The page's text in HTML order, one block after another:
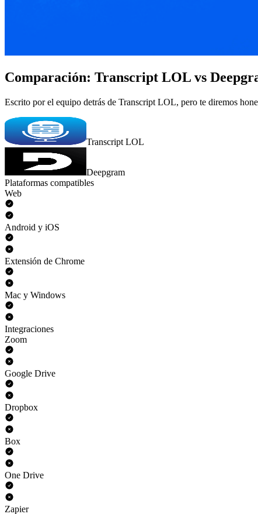
Comparación: Transcript LOL vs
Escrito por el equipo detrás de Transcript LOL, pero te diremos
Transcript LOL
Deepgram
Plataformas compatibles
Web
Android y iOS
Extensión de Chrome
Mac y Windows
Integraciones
Zoom
Google Drive
Dropbox
Box
One Drive
Zapier